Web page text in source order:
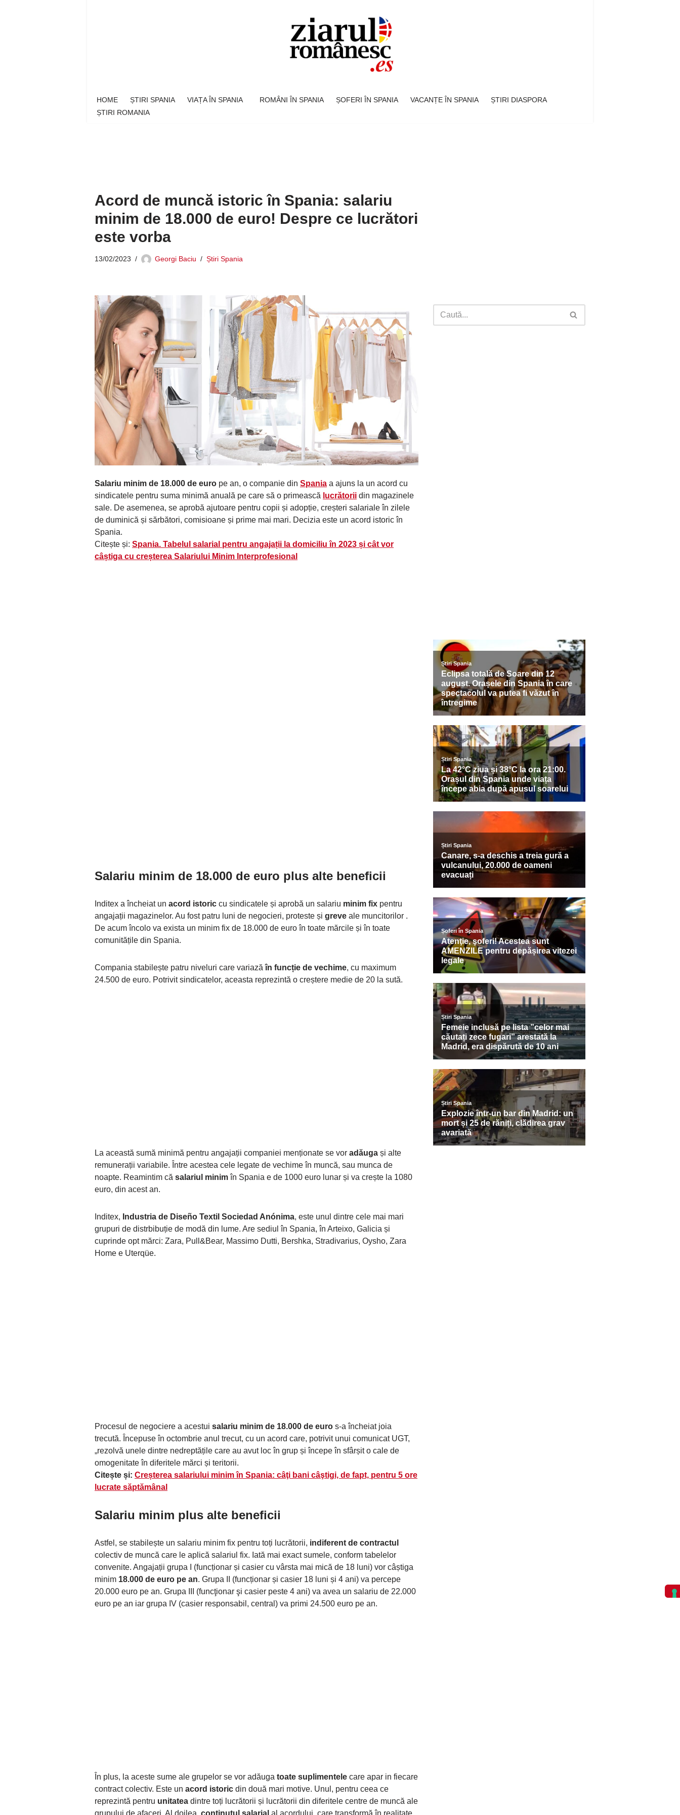
HOME ȘTIRI SPANIA VIAȚA ÎN SPANIA ROMÂNI ÎN SPANIA ȘOFERI ÎN SPANIA VACANȚE ÎN SPANIA
ȘTIRI DIASPORA
ȘTIRI ROMANIA
Acord de muncă istoric în Spania: salariu
minim de 18.000 de euro! Despre ce lucrători
este vorba
13/02/2023 Georgi Baciu Știri Spania
Salariu minim de 18.000 de euro pe an, o companie din Spania a ajuns la un acord cu
sindicatele pentru suma minimă anuală pe care să o primească lucrătorii din magazinele
sale. De asemenea, se aprobă ajutoare pentru copii și adopție, creșteri salariale în zilele
de duminică și sărbători, comisioane și prime mai mari. Decizia este un acord istoric în
Spania.
Citește și: Spania. Tabelul salarial pentru angajații la domiciliu în 2023 și cât vor
câștiga cu creșterea Salariului Minim Interprofesional
Salariu minim de 18.000 de euro plus alte beneficii
Inditex a încheiat un acord istoric cu sindicatele și aprobă un salariu minim fix pentru
angajații magazinelor. Au fost patru luni de negocieri, proteste și greve ale muncitorilor .
De acum încolo va exista un minim fix de 18.000 de euro în toate mărcile și în toate
comunitățile din Spania.
Compania stabilește patru niveluri care variază în funcție de vechime, cu maximum
24.500 de euro. Potrivit sindicatelor, aceasta reprezintă o creștere medie de 20 la sută.
La această sumă minimă pentru angajații companiei menționate se vor adăuga și alte
remunerații variabile. Între acestea cele legate de vechime în muncă, sau munca de
noapte. Reamintim că salariul minimîn Spania e de 1000 euro lunar și va crește la 1080
euro, din acest an.
Inditex, Industria de Diseño Textil Sociedad Anónima, este unul dintre cele mai mari
grupuri de distrbibuție de modă din lume. Are sediul în Spania, în Arteixo, Galicia și
cuprinde opt mărci: Zara, Pull&Bear, Massimo Dutti, Bershka, Stradivarius, Oysho, Zara
Home e Uterqüe.
Procesul de negociere a acestui salariu minim de 18.000 de euro s-a încheiat joia
trecută. Începuse în octombrie anul trecut, cu un acord care, potrivit unui comunicat UGT,
„rezolvă unele dintre nedreptățile care au avut loc în grup și începe în sfârșit o cale de
omogenitate în diferitele mărci și teritorii.
Citește și: Creșterea salariului minim în Spania: câţi bani câştigi, de fapt, pentru 5 ore
lucrate săptămânal
Salariu minim plus alte beneficii
Astfel, se stabilește un salariu minim fix pentru toți lucrătorii, indiferent de contractul
colectiv de muncă care le aplică salariul fix. Iată mai exact sumele, conform tabelelor
convenite. Angajații grupa I (funcționar și casier cu vârsta mai mică de 18 luni) vor câștiga
minim 18.000 de euro pe an. Grupa II (funcționar și casier 18 luni și 4 ani) va percepe
20.000 euro pe an. Grupa III (funcţionar şi casier peste 4 ani) va avea un salariu de 22.000
euro pe an iar grupa IV (casier responsabil, central) va primi 24.500 euro pe an.
În plus, la aceste sume ale grupelor se vor adăuga toate suplimentele care apar in fiecare
contract colectiv. Este un acord istoric din două mari motive. Unul, pentru ceea ce
reprezintă pentru unitatea dintre toți lucrătorii și lucrătorii din diferitele centre de muncă ale
grupului de afaceri. Al doilea, conținutul salarial al acordului, care transformă în realitate